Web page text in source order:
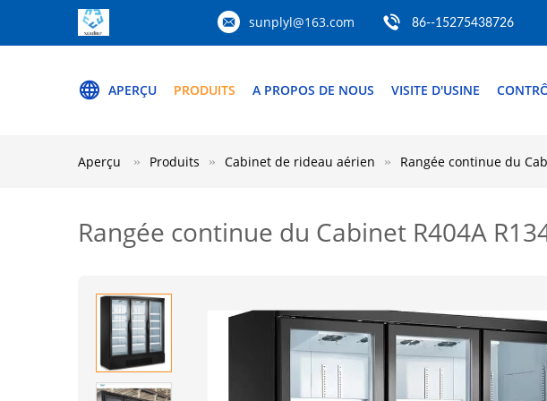
sunplyl@163.com 86--15275438726
APERÇU PRODUITS A PROPOS DE NOUS VISITE D'USINE
Aperçu Produits Cabinet de rideau aérien Rangée continue du
Rangée continue du Cabinet R404A